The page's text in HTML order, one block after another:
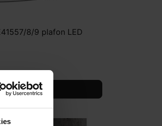
8/9 plafon LED
szczegóły